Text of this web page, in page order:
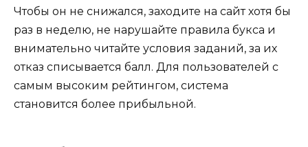
Чтобы он не снижался, заходите на сайт хотя бы
раз в неделю, не нарушайте правила букса и
внимательно читайте условия заданий, за их
отказ списывается балл. Для пользователей с
самым высоким рейтингом, система
становится более прибыльной.